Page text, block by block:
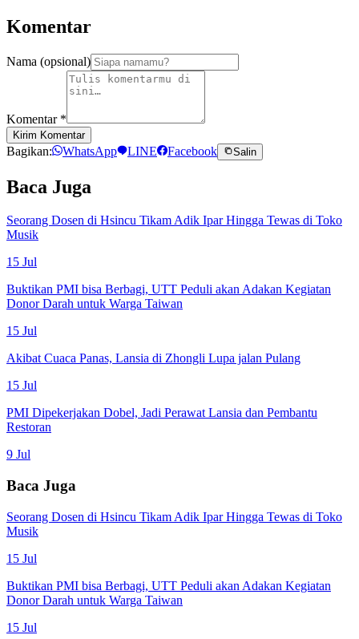
Komentar
Nama (opsional)
Komentar *
Kirim Komentar
Bagikan: WhatsApp LINE Facebook Salin
Baca Juga
Seorang Dosen di Hsincu Tikam Adik Ipar Hingga Tewas di Toko
Musik
15 Jul
Buktikan PMI bisa Berbagi, UTT Peduli akan Adakan Kegiatan
Donor Darah untuk Warga Taiwan
15 Jul
Akibat Cuaca Panas, Lansia di Zhongli Lupa jalan Pulang
15 Jul
PMI Dipekerjakan Dobel, Jadi Perawat Lansia dan Pembantu
Restoran
9 Jul
Baca Juga
Seorang Dosen di Hsincu Tikam Adik Ipar Hingga Tewas di Toko
Musik
15 Jul
Buktikan PMI bisa Berbagi, UTT Peduli akan Adakan Kegiatan
Donor Darah untuk Warga Taiwan
15 Jul